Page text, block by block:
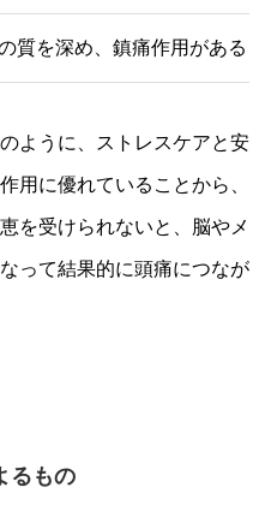
質を深め、鎮痛作用がある
ように、ストレスケアと安
用に優れていることから、
を受けられないと、脳やメ
って結果的に頭痛につなが
るもの